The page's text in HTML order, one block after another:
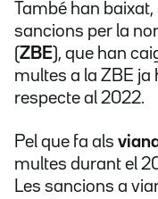
També han
sancions per la
(ZBE), que han
multes a la ZBE ja
respecte al 2022.
Pel que fa als
multes durant el
Les sancions a